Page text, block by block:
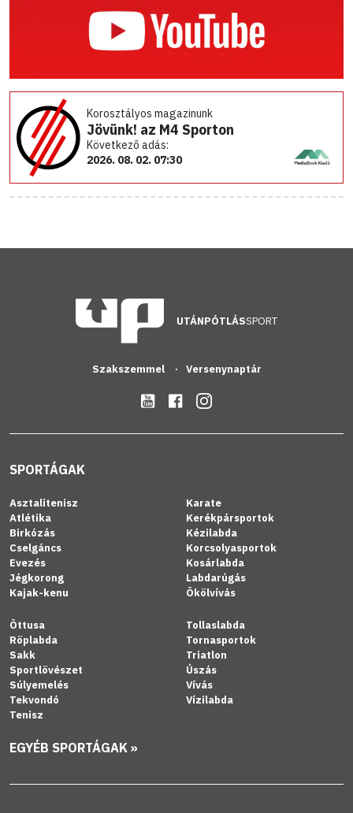
Korosztályos magazinunk
Jövünk! az M4 Sporton
Következő adás:
2026. 08. 02. 07:30
UTÁNPÓTLÁSSPORT
Szakszemmel Versenynaptár
SPORTÁGAK
Asztalitenisz
Atlétika
Birkózás
Cselgáncs
Evezés
Jégkorong
Kajak-kenu
Karate
Kerékpársportok
Kézilabda
Korcsolyasportok
Kosárlabda
Labdarúgás
Ökölvívás
Öttusa
Röplabda
Sakk
Sportlövészet
Súlyemelés
Tekvondó
Tenisz
Tollaslabda
Tornasportok
Triatlon
Úszás
Vívás
Vízilabda
EGYÉB SPORTÁGAK »